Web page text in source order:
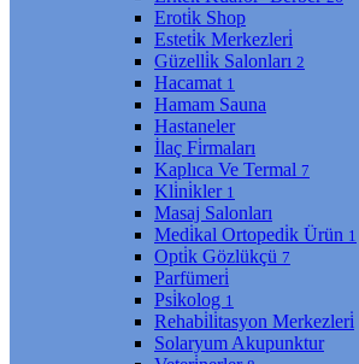
Eroti̇k Shop
Esteti̇k Merkezleri̇
Güzelli̇k Salonları 2
Hacamat 1
Hamam Sauna
Hastaneler
İlaç Fi̇rmaları
Kaplıca Ve Termal 7
Kli̇ni̇kler 1
Masaj Salonları
Medi̇kal Ortopedi̇k Ürün 1
Opti̇k Gözlükçü 7
Parfümeri̇
Psi̇kolog 1
Rehabi̇li̇tasyon Merkezleri̇
Solaryum Akupunktur